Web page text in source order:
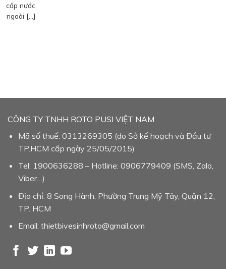
cấp nước
ngoài […]
CÔNG TY TNHH ROTO PUSI VIỆT NAM
Mã số thuế: 0313269305 (do Sở kế hoạch và Đầu tư
TP.HCM cấp ngày 25/05/2015)
Tel: 1900636288 – Hotline: 0906779409 (SMS, Zalo,
Viber…)
Địa chỉ: 8 Song Hành, Phường Trung Mỹ Tây, Quận 12,
TP. HCM
Email: thietbivesinhroto@gmail.com